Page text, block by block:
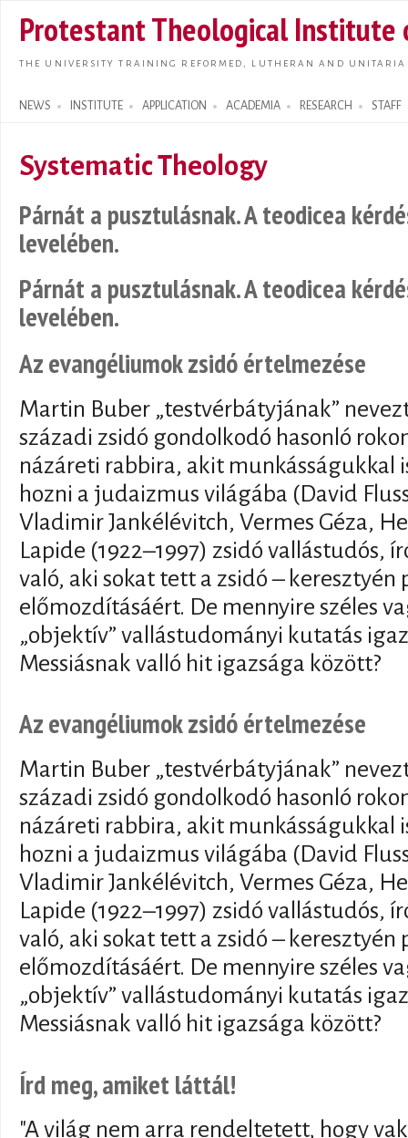
main
Protestant Theological Institute
THE UNIVERSITY TRAINING REFORMED, LUTHERAN AND
NEWS INSTITUTE APPLICATION ACADEMIA RESEARCH STAFF
Search form
Systematic Theology
Párnát a pusztulásnak. A teodicea
levelében.
Párnát a pusztulásnak. A teodicea
levelében.
Az evangéliumok zsidó értelmezése
Martin Buber „testvérbátyjának”
századi zsidó gondolkodó hasonló
názáreti rabbira, akit munkásságukkal
hozni a judaizmus világába (David
Vladimir Jankélévitch, Vermes Géza,
Lapide (1922–1997) zsidó vallástudós,
való, aki sokat tett a zsidó – keresztyén
előmozdításáért. De mennyire széles
„objektív” vallástudományi kutatás
Messiásnak valló hit igazsága között?
Az evangéliumok zsidó értelmezése
Martin Buber „testvérbátyjának”
századi zsidó gondolkodó hasonló
názáreti rabbira, akit munkásságukkal
hozni a judaizmus világába (David
Vladimir Jankélévitch, Vermes Géza,
Lapide (1922–1997) zsidó vallástudós,
való, aki sokat tett a zsidó – keresztyén
előmozdításáért. De mennyire széles
„objektív” vallástudományi kutatás
Messiásnak valló hit igazsága között?
Írd meg, amiket láttál!
"A világ nem arra rendeltetett, hogy